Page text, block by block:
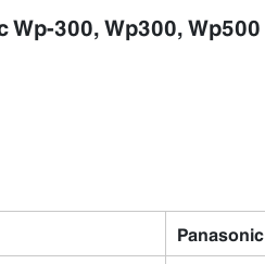
Wp-300, Wp300, Wp500
Panasonic